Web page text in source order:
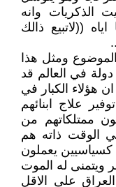
الذكريات وانه
((لاتبيع ذالك
ومثل هذا
في العالم قد
هؤلاء الكبار في
علاج ابنائهم
ممتلكاتهم من
الوقت ذاته هم
يعملون
ويتمنى له الموت
على الاقل